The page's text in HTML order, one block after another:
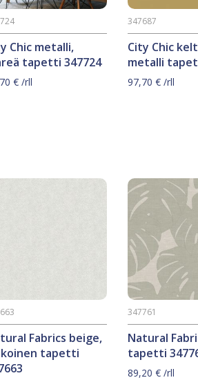
Chic metalli,
tapetti 347724
€/rll
City Chic
metalli
347687
97,70 €/rll
Fabrics beige,
tapetti
Natural
tapetti
347761
89,20 €/rll